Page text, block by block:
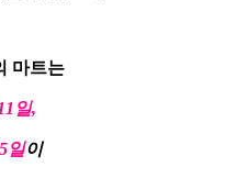
마트는
일,
일이